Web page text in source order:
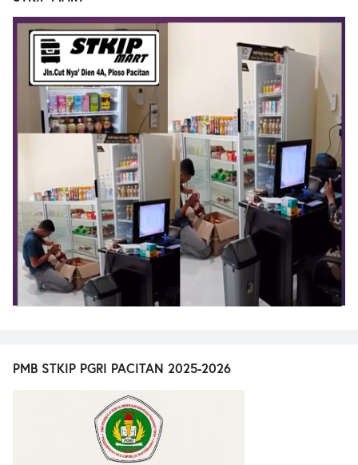
PMB STKIP PGRI PACITAN 2025-2026